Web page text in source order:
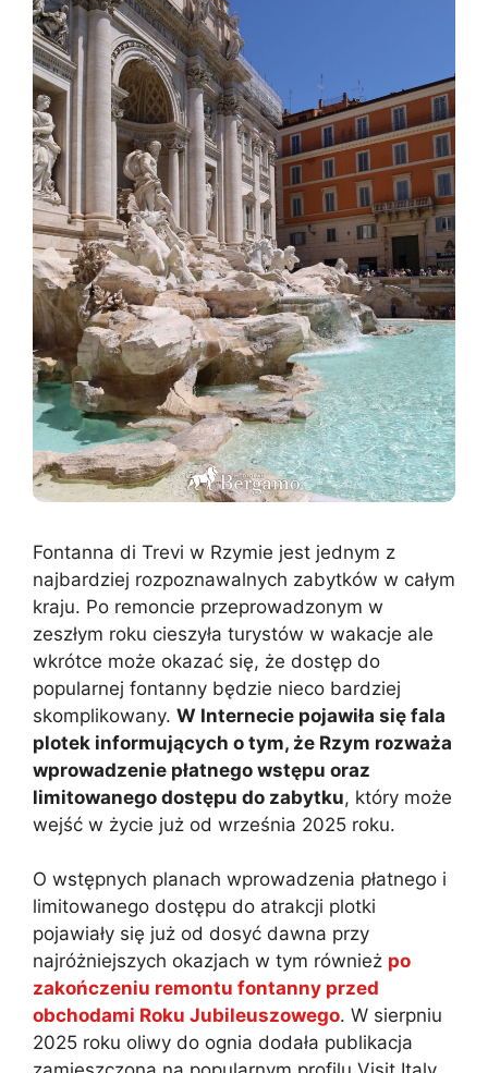
Fontanna di Trevi w Rzymie jest jednym z
najbardziej rozpoznawalnych zabytków w całym
kraju. Po remoncie przeprowadzonym w
zeszłym roku cieszyła turystów w wakacje ale
wkrótce może okazać się, że dostęp do
popularnej fontanny będzie nieco bardziej
skomplikowany. W Internecie pojawiła się fala
plotek informujących o tym, że Rzym rozważa
wprowadzenie płatnego wstępu oraz
limitowanego dostępu do zabytku, który może
wejść w życie już od września 2025 roku.
O wstępnych planach wprowadzenia płatnego i
limitowanego dostępu do atrakcji plotki
pojawiały się już od dosyć dawna przy
najróżniejszych okazjach w tym również po
zakończeniu remontu fontanny przed
obchodami Roku Jubileuszowego. W sierpniu
2025 roku oliwy do ognia dodała publikacja